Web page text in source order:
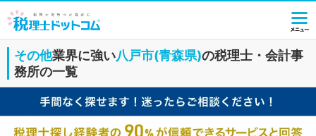
その他業界に強い八戸市(青森県)の税理士・会計事
務所の一覧